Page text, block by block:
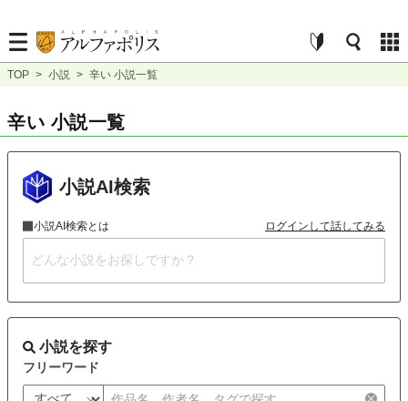
TOP > 小説 > 辛い 小説一覧
辛い 小説一覧
小説AI検索
小説AI検索とは ログインして話してみる
小説を探す
フリーワード